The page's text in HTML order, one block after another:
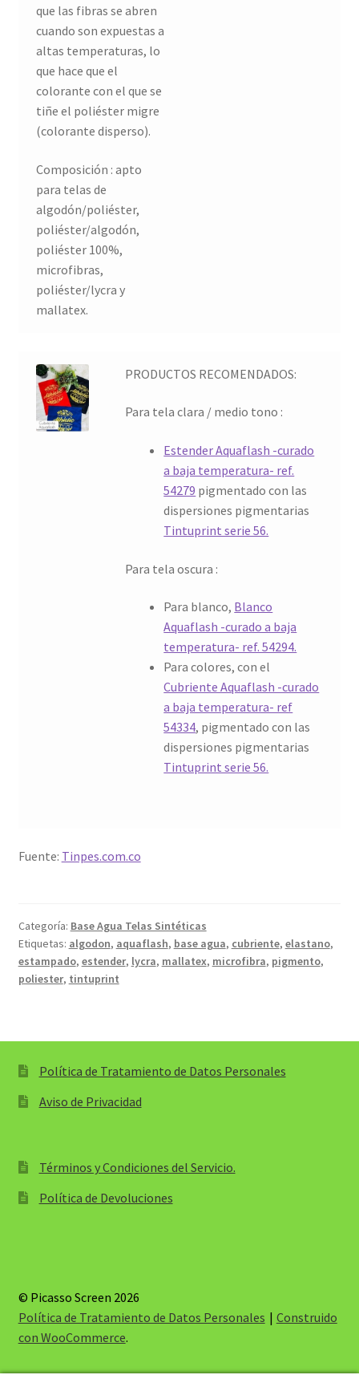
que las fibras se abren
cuando son expuestas a
altas temperaturas, lo
que hace que el
colorante con el que se
tiñe el poliéster migre
(colorante disperso).
Composición : apto
para telas de
algodón/poliéster,
poliéster/algodón,
poliéster 100%,
microfibras,
poliéster/lycra y
mallatex.
PRODUCTOS RECOMENDADOS:
Para tela clara / medio tono :
Estender Aquaflash -curado
a baja temperatura- ref.
54279 pigmentado con las
dispersiones pigmentarias
Tintuprint serie 56.
Para tela oscura :
Para blanco, Blanco
Aquaflash -curado a baja
temperatura- ref. 54294.
Para colores, con el
Cubriente Aquaflash -curado
a baja temperatura- ref
54334, pigmentado con las
dispersiones pigmentarias
Tintuprint serie 56.
Fuente: Tinpes.com.co
Categoría: Base Agua Telas Sintéticas
Etiquetas: algodon, aquaflash, base agua, cubriente, elastano,
estampado, estender, lycra, mallatex, microfibra, pigmento,
poliester, tintuprint
Política de Tratamiento de Datos Personales
Aviso de Privacidad
Términos y Condiciones del Servicio.
Política de Devoluciones
© Picasso Screen 2026
Política de Tratamiento de Datos Personales
Construido
con WooCommerce.